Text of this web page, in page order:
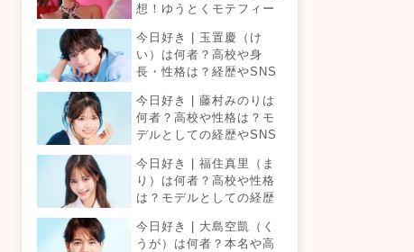
想！ゆうとくモテフィー
ったが暴走！？
今日好き | 玉置慶（け
い）は何者？高校や身
長・性格は？経歴やSNS
今日好き | 藤村みのりは
何者？高校や性格は？モ
デルとしての経歴やSNS
今日好き | 福住真里（ま
り）は何者？高校や性格
は？モデルとしての経歴
め！
今日好き | 大島空凱（く
うが）は何者？本名や高